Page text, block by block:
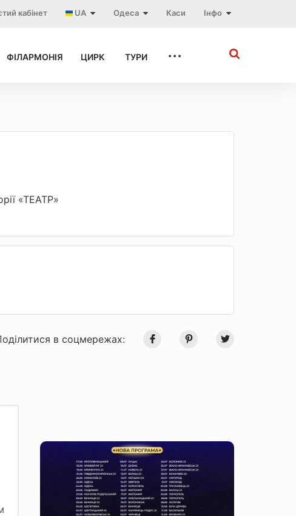
Інфо
Каси
Одеса
UA
кабінет
ФІЛАРМОНІЯ ЦИРК ТУРИ ...
«ТЕАТР»
в соцмережах: